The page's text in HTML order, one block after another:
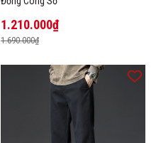
1.210.000₫
1.690.000₫